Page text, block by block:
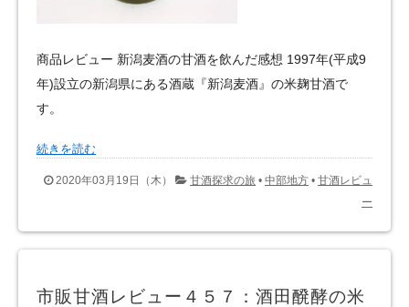
商品レビュー 新潟麦酒の甘酒を飲んだ感想 1997年(平成9
年)設立の新潟県にある酒蔵『新潟麦酒』の米麹甘酒で
す。
続きを読む
2020年03月19日（木） 甘酒探求の旅 • 中部地方 • 甘酒レビュ
ー
市販甘酒レビュー４５７：酒田醗酵の米